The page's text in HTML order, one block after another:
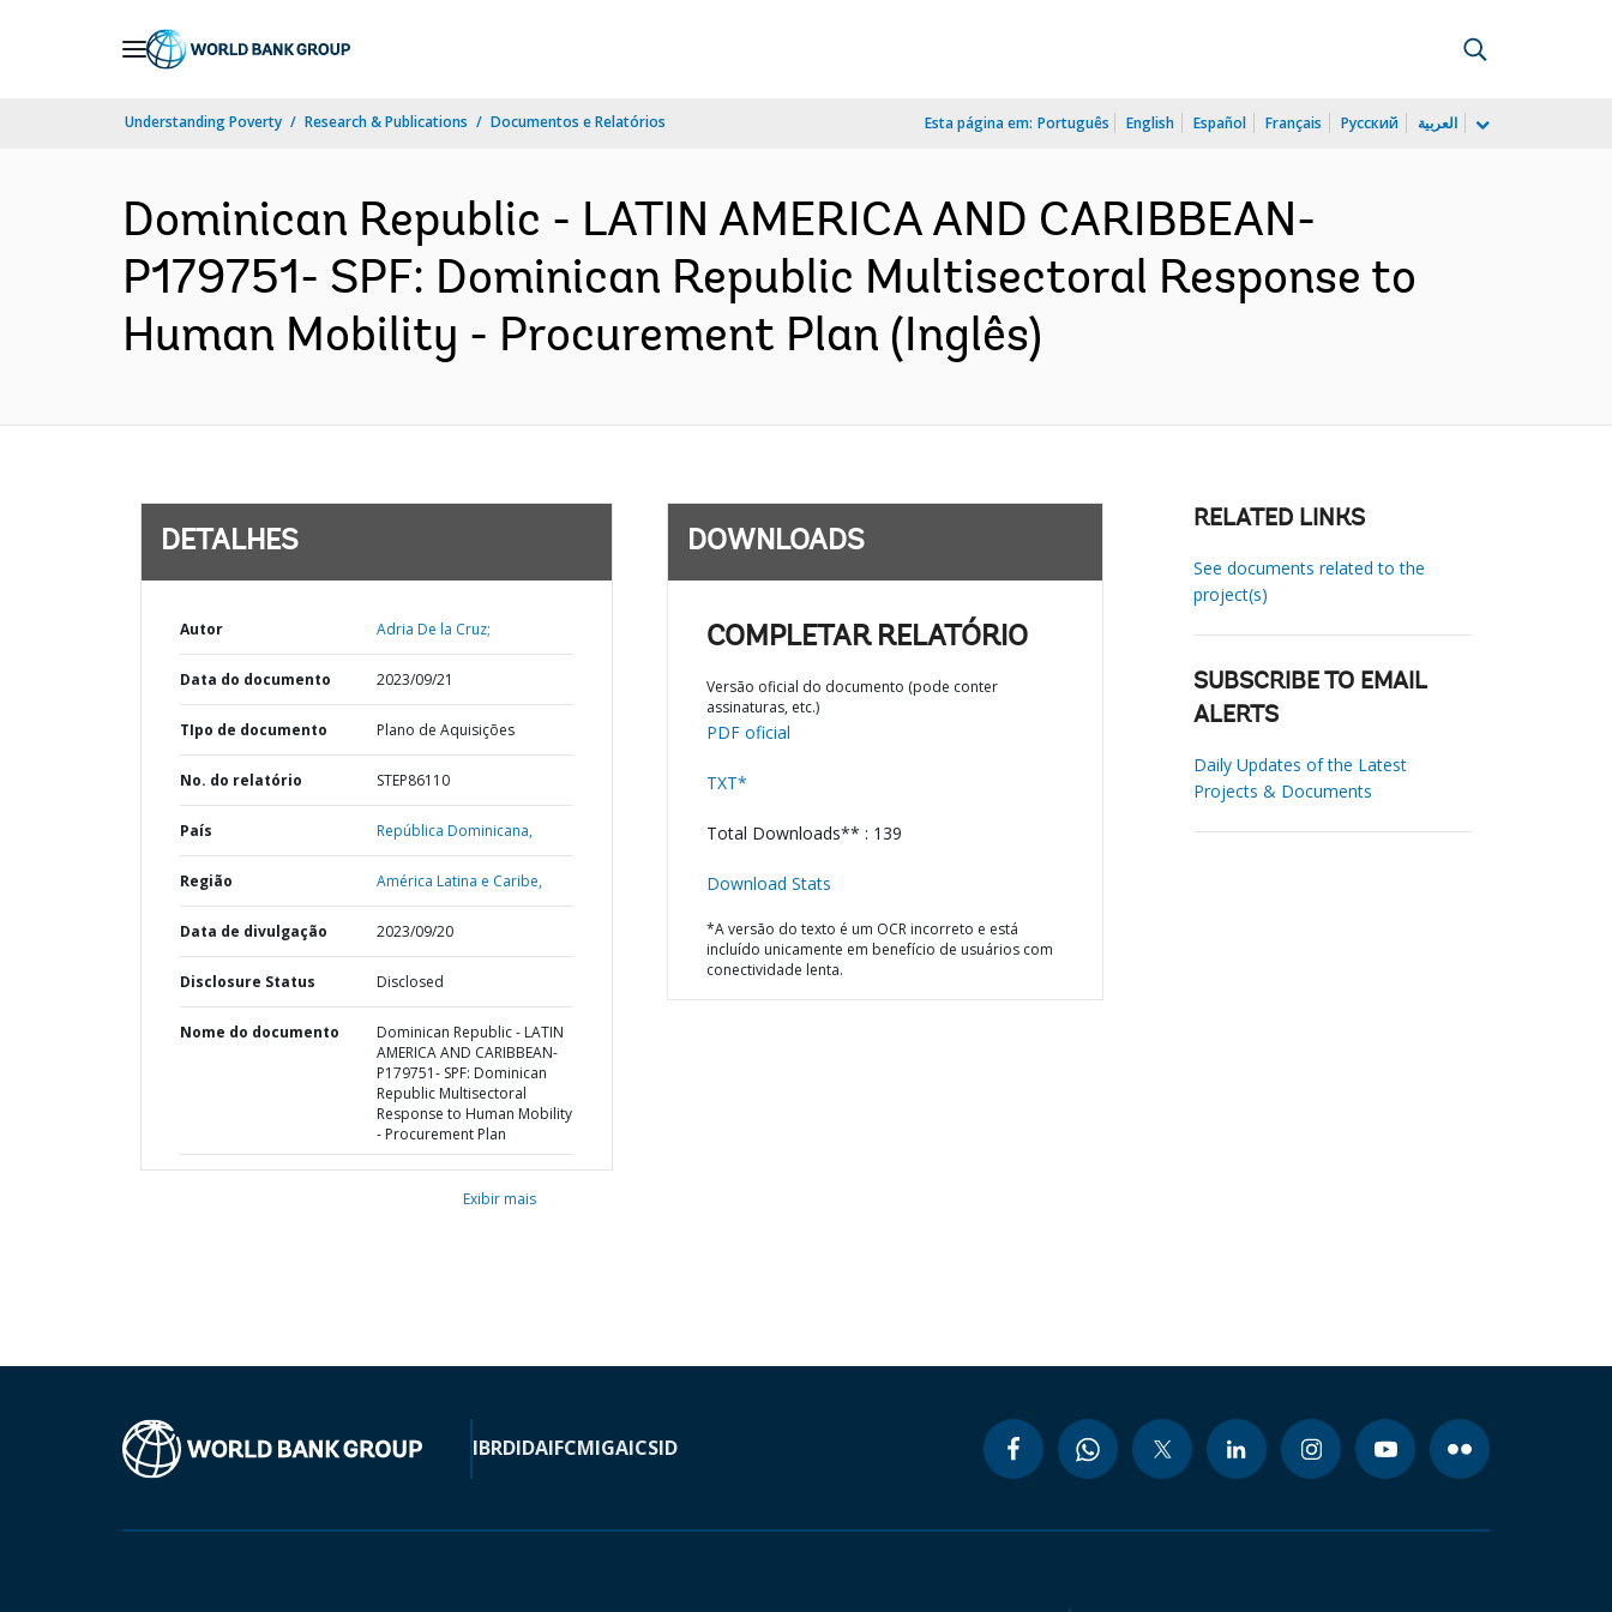
Understanding Poverty Research & Publications Documentos e Relatórios Esta página em: Português English Español Français Русский العربية
Dominican Republic - LATIN AMERICA AND CARIBBEAN-
P179751- SPF: Dominican Republic Multisectoral Response to
Human Mobility - Procurement Plan (Inglês)
DETALHES
Autor Adria De la Cruz;
Data do documento 2023/09/21
TIpo de documento Plano de Aquisições
No. do relatório STEP86110
País República Dominicana,
Região América Latina e Caribe,
Data de divulgação 2023/09/20
Disclosure Status Disclosed
Nome do documento
Dominican Republic - LATIN
AMERICA AND CARIBBEAN-
P179751- SPF: Dominican
Republic Multisectoral
Response to Human Mobility
- Procurement Plan
Exibir mais
DOWNLOADS
COMPLETAR RELATÓRIO
Versão oficial do documento (pode conter
assinaturas, etc.)
PDF oficial
TXT*
Total Downloads** : 139
Download Stats
*A versão do texto é um OCR incorreto e está
incluído unicamente em benefício de usuários com
conectividade lenta.
RELATED LINKS
See documents related to the
project(s)
SUBSCRIBE TO EMAIL
ALERTS
Daily Updates of the Latest
Projects & Documents
IBRDIDAIFCMIGAICSID